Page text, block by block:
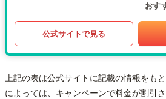
おす
公式サイトで見る
上記の表は公式サイトに記載の情報をも
によっては、キャンペーンで料金が割引